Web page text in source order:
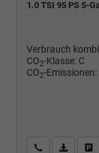
1.0 TSI 95 PS 5-
Verbrauch
CO2-Klasse: C
CO2-Emissionen:
Wir rufen Sie an
PDF-